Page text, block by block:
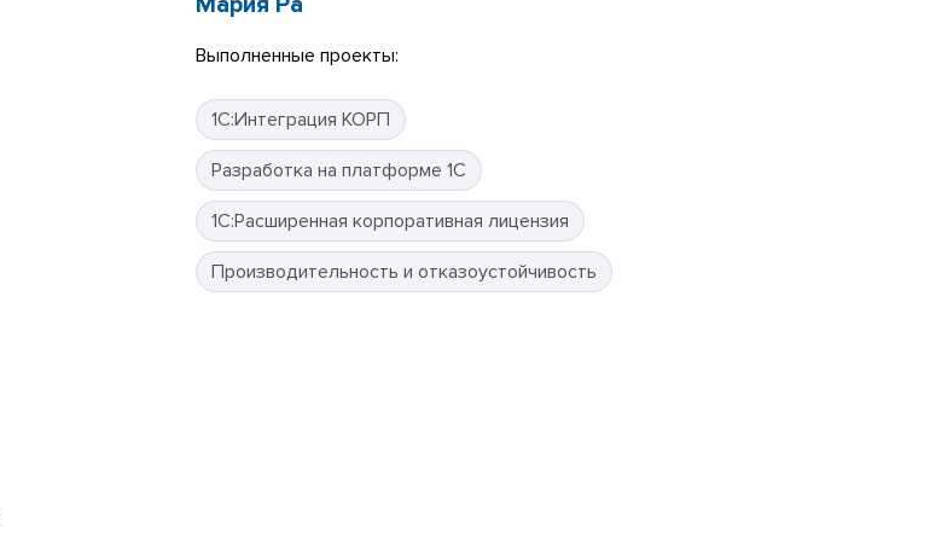
Выполненные проекты:
1С:Интеграция КОРП
Разработка на платформе 1С
1С:Расширенная корпоративная лицензия
Производительность и отказоустойчивость